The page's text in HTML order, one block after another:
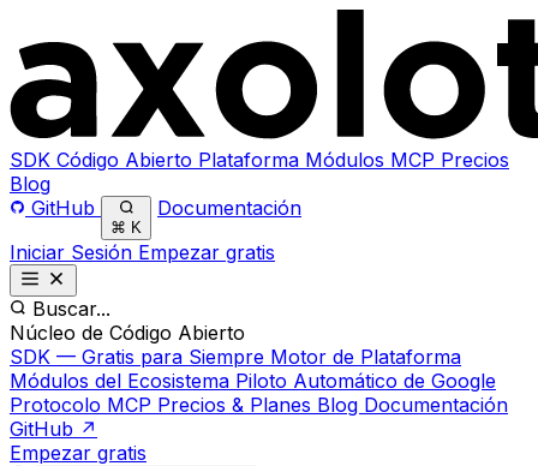
SDK Código Abierto Plataforma Módulos MCP Precios
Blog
GitHub
⌘ K
Documentación
Iniciar Sesión Empezar gratis
Buscar...
Núcleo de Código Abierto
SDK — Gratis para Siempre Motor de Plataforma
Módulos del Ecosistema Piloto Automático de Google
Protocolo MCP Precios & Planes Blog Documentación
GitHub ↗
Empezar gratis